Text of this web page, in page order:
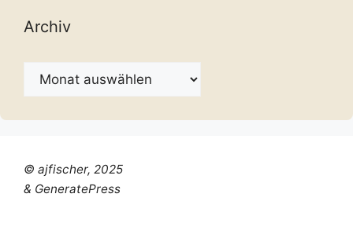
Archiv
Archiv
© ajfischer, 2025
& GeneratePress